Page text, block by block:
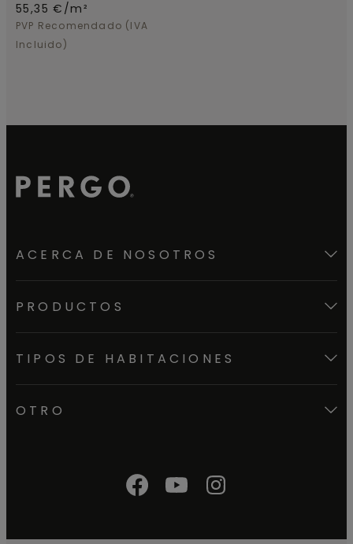
55,35€/m²
PVP Recomendado (IVA
Incluido)
ACERCA DE NOSOTROS
PRODUCTOS
TIPOS DE HABITACIONES
OTRO